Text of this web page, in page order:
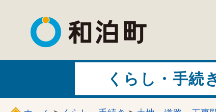
和泊町
くらし・手続